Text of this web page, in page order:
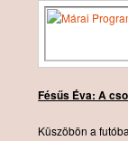
Fésűs Éva: A
Küszöbön a